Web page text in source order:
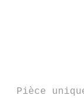
Pièce